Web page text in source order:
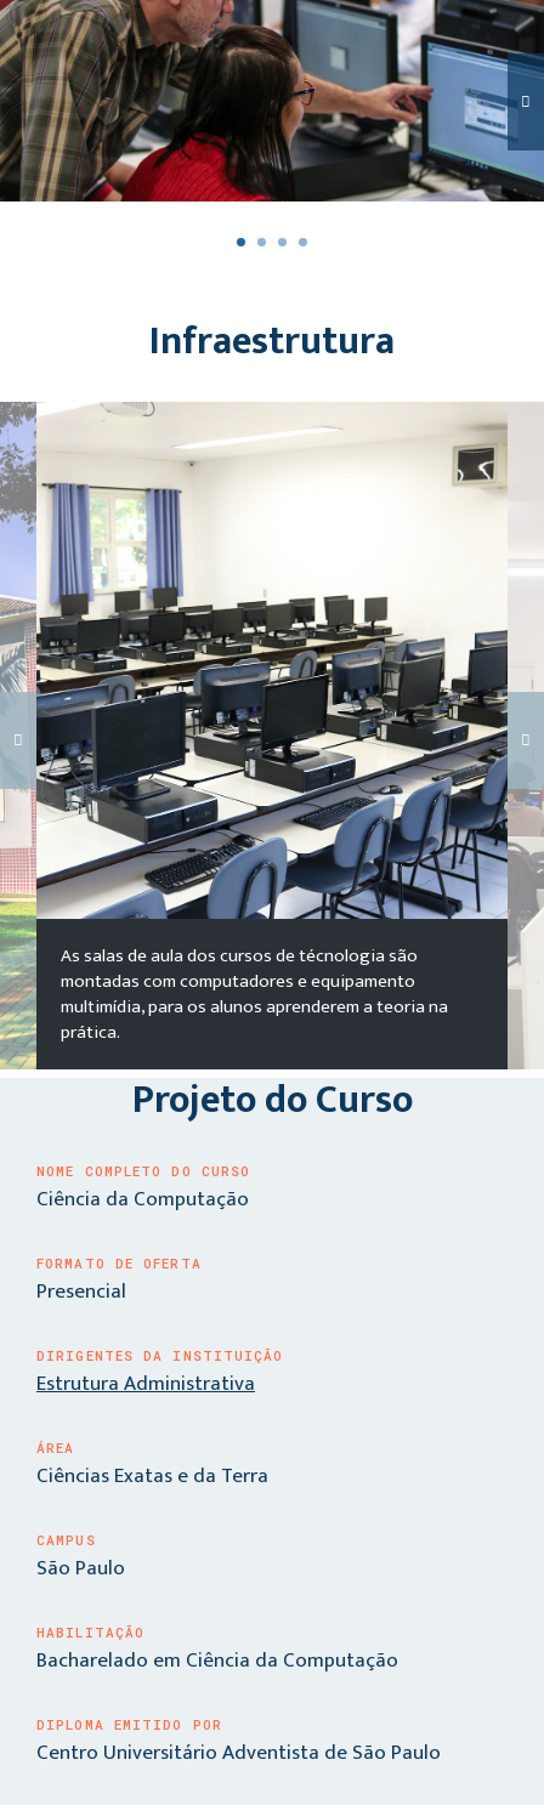
Infraestrutura
Carregando galeria...
As salas de aula dos cursos de técnologia são
montadas com computadores e equipamento
multimídia, para os alunos aprenderem a teoria na
prática.
Projeto do Curso
NOME COMPLETO DO CURSO
Ciência da Computação
FORMATO DE OFERTA
Presencial
DIRIGENTES DA INSTITUIÇÃO
Estrutura Administrativa
ÁREA
Ciências Exatas e da Terra
CAMPUS
São Paulo
HABILITAÇÃO
Bacharelado em Ciência da Computação
DIPLOMA EMITIDO POR
Centro Universitário Adventista de São Paulo